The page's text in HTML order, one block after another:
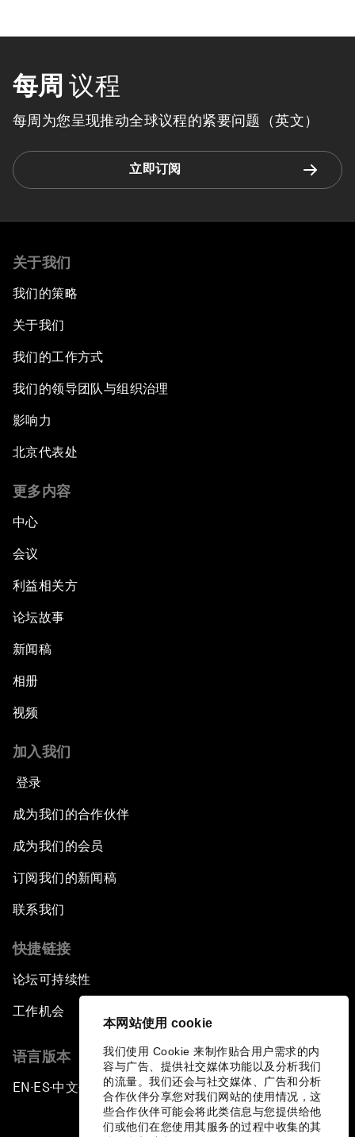
本网站使用 cookie
我们使用 Cookie 来制作贴合用户需求的内
容与广告、提供社交媒体功能以及分析我们
的流量。我们还会与社交媒体、广告和分析
合作伙伴分享您对我们网站的使用情况，这
些合作伙伴可能会将此类信息与您提供给他
们或他们在您使用其服务的过程中收集的其
每周 议程
每周为您呈现推动全球议程的紧要问题（英文）
立即订阅
关于我们
我们的策略
关于我们
我们的工作方式
我们的领导团队与组织治理
影响力
北京代表处
更多内容
中心
会议
利益相关方
论坛故事
新闻稿
相册
视频
加入我们
登录
成为我们的合作伙伴
成为我们的会员
订阅我们的新闻稿
联系我们
快捷链接
论坛可持续性
工作机会
语言版本
EN ▪ES▪中文▪ 日本語